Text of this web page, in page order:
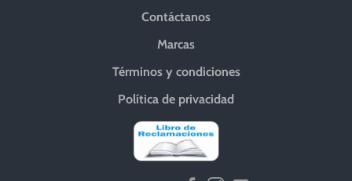
Contáctanos
Marcas
Términos y condiciones
Política de privacidad